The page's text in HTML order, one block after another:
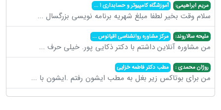
مریم ابراهیمی: آموزشگاه کامپیوتر و حسابداری ا...
سلام وقت بخیر لطفا مبلغ شهریه برنامه نویسی بزرگسال ...
ملیحه سالاروند: مرکز مشاوره روانشناسی اقیانوس...
من مشاوره آنلاین داشتم با دکتر ذکایی پور. خیلی حرف ...
روژان محمدی : مطب دکتر فاطمه خزایی
من برای بوتاکس زیر بغل به مطب ایشون رفتم .ایشون با ...